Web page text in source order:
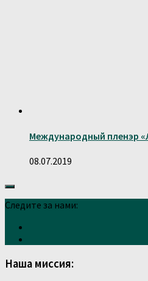
Международный пленэр
08.07.2019
Следите за нами:
Наша миссия: